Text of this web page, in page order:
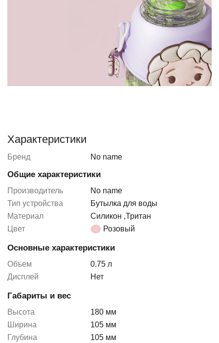
Характеристики
Бренд No name
Общие характеристики
Производитель
No name
Тип устройства
Бутылка для воды
Материал
Силикон ,Тритан
Цвет
Розовый
Основные характеристики
Объем
0.75 л
Дисплей
Нет
Габариты и вес
Высота
180 мм
Ширина
105 мм
Глубина
105 мм